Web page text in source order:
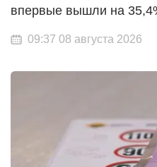
впервые вышли на
09:37 08 августа 2026